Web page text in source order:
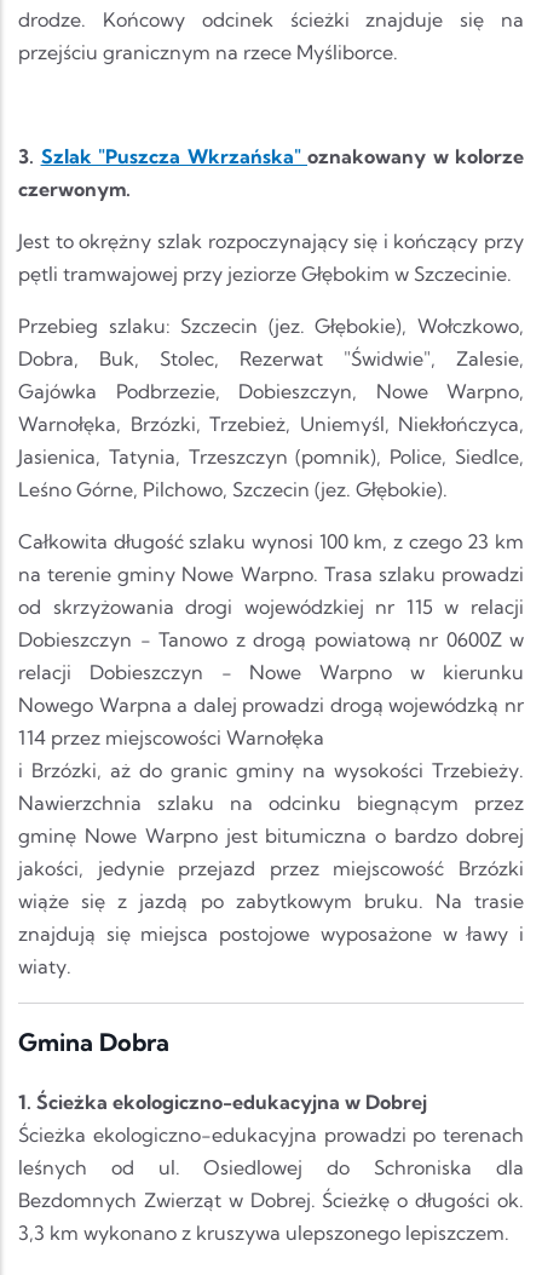
drodze. Końcowy odcinek ścieżki znajduje się na
przejściu granicznym na rzece Myśliborce.
3. Szlak "Puszcza Wkrzańska" oznakowany w kolorze
czerwonym.
Jest to okrężny szlak rozpoczynający się i kończący przy
pętli tramwajowej przy jeziorze Głębokim w Szczecinie.
Przebieg szlaku: Szczecin (jez. Głębokie), Wołczkowo,
Dobra, Buk, Stolec, Rezerwat "Świdwie", Zalesie,
Gajówka Podbrzezie, Dobieszczyn, Nowe Warpno,
Warnołęka, Brzózki, Trzebież, Uniemyśl, Niekłończyca,
Jasienica, Tatynia, Trzeszczyn (pomnik), Police, Siedlce,
Leśno Górne, Pilchowo, Szczecin (jez. Głębokie).
Całkowita długość szlaku wynosi 100 km, z czego 23 km
na terenie gminy Nowe Warpno. Trasa szlaku prowadzi
od skrzyżowania drogi wojewódzkiej nr 115 w relacji
Dobieszczyn - Tanowo z drogą powiatową nr 0600Z w
relacji Dobieszczyn - Nowe Warpno w kierunku
Nowego Warpna a dalej prowadzi drogą wojewódzką nr
114 przez miejscowości Warnołęka
i Brzózki, aż do granic gminy na wysokości Trzebieży.
Nawierzchnia szlaku na odcinku biegnącym przez
gminę Nowe Warpno jest bitumiczna o bardzo dobrej
jakości, jedynie przejazd przez miejscowość Brzózki
wiąże się z jazdą po zabytkowym bruku. Na trasie
znajdują się miejsca postojowe wyposażone w ławy i
wiaty.
Gmina Dobra
1. Ścieżka ekologiczno-edukacyjna w Dobrej
Ścieżka ekologiczno-edukacyjna prowadzi po terenach
leśnych od ul. Osiedlowej do Schroniska dla
Bezdomnych Zwierząt w Dobrej. Ścieżkę o długości ok.
3,3 km wykonano z kruszywa ulepszonego lepiszczem.